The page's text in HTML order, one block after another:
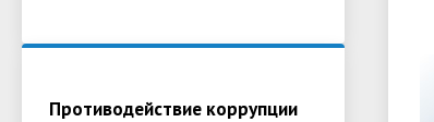
Противодействие коррупции